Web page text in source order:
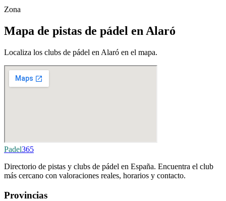
Zona
Mapa de pistas de pádel en Alaró
Localiza los clubs de pádel en Alaró en el mapa.
Padel365
Directorio de pistas y clubs de pádel en España. Encuentra el club
más cercano con valoraciones reales, horarios y contacto.
Provincias